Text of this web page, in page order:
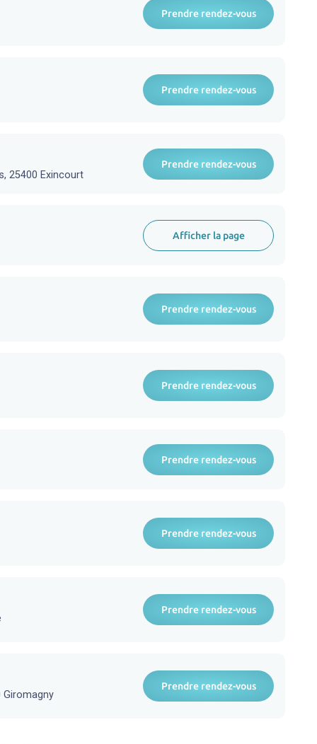
Prendre rendez-vous
Prendre rendez-vous
25400 Exincourt
Prendre rendez-vous
Afficher la page
Prendre rendez-vous
Prendre rendez-vous
Prendre rendez-vous
Prendre rendez-vous
Prendre rendez-vous
Giromagny
Prendre rendez-vous